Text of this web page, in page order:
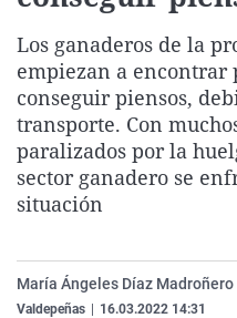
Los ganaderos de la
empiezan a encontrar
conseguir piensos,
transporte. Con
paralizados por la
sector ganadero se
situación
María Ángeles Díaz Madroñero
Valdepeñas 16.03.2022 14:31